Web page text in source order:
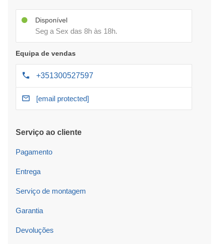
Disponível
Seg a Sex das 8h às 18h.
Equipa de vendas
+351300527597
[email protected]
Serviço ao cliente
Pagamento
Entrega
Serviço de montagem
Garantia
Devoluções